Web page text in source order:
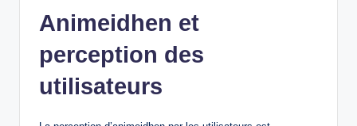
Animeidhen et
perception des
utilisateurs